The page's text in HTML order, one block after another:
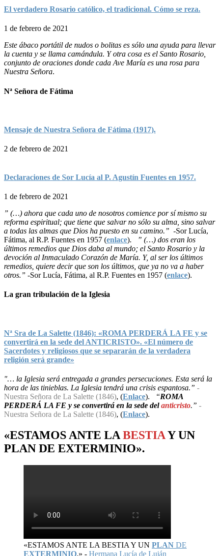
El verdadero Rosario católico, el tradicional. Cómo se reza.
1 de febrero de 2021
Este ábaco portátil de nudos o bolitas es sólo una ayuda para llevar
la cuenta y se llama camándula. Y otra cosa es el Santo Rosario,
conjunto de oraciones donde cada Ave María es una rosa para
Nuestra Señora.
Nª Señora de Fátima
Mensaje de Nuestra Señora de Fátima (1917).
2 de febrero de 2021
Declaraciones de Sor Lucía al P. Agustín Fuentes en 1957.
1 de febrero de 2021
” (…) ahora que cada uno de nosotros comience por sí mismo su
reforma espiritual; que tiene que salvar no sólo su alma, sino salvar
a todas las almas que Dios ha puesto en su camino.” -Sor Lucía,
Fátima, al R.P. Fuentes en 1957 (enlace).
” (…) dos eran los
últimos remedios que Dios daba al mundo; el Santo Rosario y la
devoción al Inmaculado Corazón de María. Y, al ser los últimos
remedios, quiere decir que son los últimos, que ya no va a haber
otros.” -Sor Lucía, Fátima, al R.P. Fuentes en 1957 (enlace).
La gran tribulación de la Iglesia
Nª Sra de La Salette (1846): «ROMA PERDERÁ LA FE y se
convertirá en la sede del ANTICRISTO». «El número de
Sacerdotes y religiosos que se separarán de la verdadera
religión será grande»
"… la Iglesia será entregada a grandes persecuciones. Esta será la
hora de las tinieblas. La Iglesia tendrá una crisis espantosa.” -
Nuestra Señora de La Salette (1846), (Enlace). “ROMA
PERDERÁ LA FE y se convertirá en la sede delanticristo.” -
Nuestra Señora de La Salette (1846), (Enlace).
«ESTAMOS ANTE LA BESTIAY UN
PLAN DE EXTERMINIO».
«ESTAMOS ANTE LA BESTIA Y UN PLAN DE
EXTERMINIO.» - Hermana Lucía de Luján